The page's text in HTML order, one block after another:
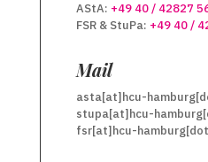
AStA: +49 40 / 42827
FSR & StuPa: +49 40 /
Mail
asta[at]hcu-
stupa[at]hcu-
fsr[at]hcu-